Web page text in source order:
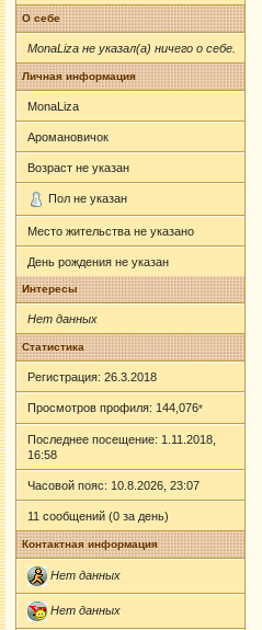
О себе
MonaLiza не указал(а) ничего о себе.
Личная информация
MonaLiza
Аромановичок
Возраст не указан
Пол не указан
Место жительства не указано
День рождения не указан
Интересы
Нет данных
Статистика
Регистрация: 26.3.2018
Просмотров профиля: 144,076*
Последнее посещение: 1.11.2018,
16:58
Часовой пояс: 10.8.2026, 23:07
11 сообщений (0 за день)
Контактная информация
Нет данных
Нет данных